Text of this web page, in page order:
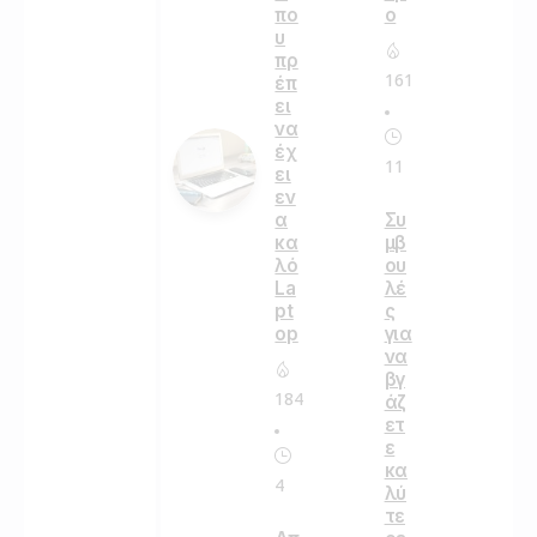
πο
υ
πρ
έπ
ει
να
έχ
ει
εν
α
κα
λό
La
pt
op
184
4
ο
161
11
Συ
μβ
ου
λέ
ς
για
να
βγ
άζ
ετ
ε
κα
λύ
τε